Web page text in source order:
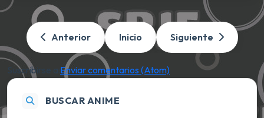
Anterior Inicio Siguiente
Suscribirse a:Enviar comentarios (Atom)
BUSCAR ANIME